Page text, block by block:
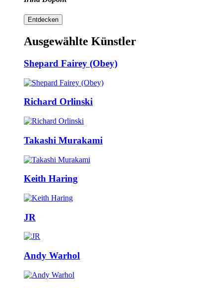
Entdecken
Ausgewählte Künstler
Shepard Fairey (Obey)
Richard Orlinski
Takashi Murakami
Keith Haring
JR
Andy Warhol